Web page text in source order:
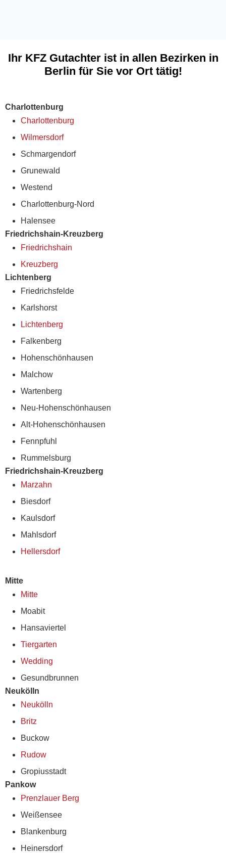
Ihr KFZ Gutachter ist in allen Bezirken in
Berlin für Sie vor Ort tätig!
Charlottenburg
Charlottenburg
Wilmersdorf
Schmargendorf
Grunewald
Westend
Charlottenburg-Nord
Halensee
Friedrichshain-Kreuzberg
Friedrichshain
Kreuzberg
Lichtenberg
Friedrichsfelde
Karlshorst
Lichtenberg
Falkenberg
Hohenschönhausen
Malchow
Wartenberg
Neu-Hohenschönhausen
Alt-Hohenschönhausen
Fennpfuhl
Rummelsburg
Friedrichshain-Kreuzberg
Marzahn
Biesdorf
Kaulsdorf
Mahlsdorf
Hellersdorf
Mitte
Mitte
Moabit
Hansaviertel
Tiergarten
Wedding
Gesundbrunnen
Neukölln
Neukölln
Britz
Buckow
Rudow
Gropiusstadt
Pankow
Prenzlauer Berg
Weißensee
Blankenburg
Heinersdorf